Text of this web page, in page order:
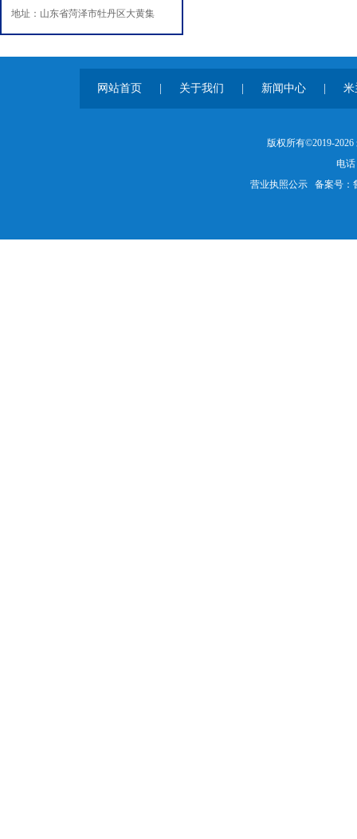
地址：山东省菏泽市牡丹区大黄集
网站首页 关于我们 新闻中心 米
版权所有©2019-
电话
营业执照公示备案号：鲁